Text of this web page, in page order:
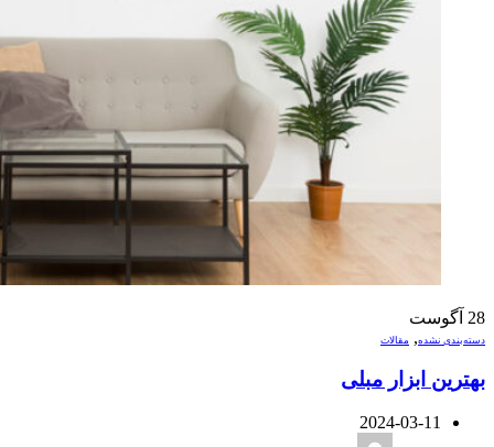
28 آگوست
دسته‌بندی نشده, مقالات
بهترین ابزار مبلی
2024-03-11